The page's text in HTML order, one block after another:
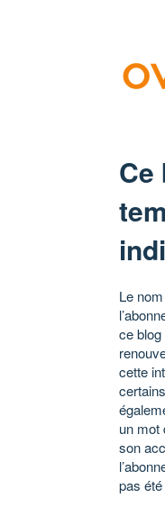
Ce
Le
ce blog
cette
un mot
son
pas